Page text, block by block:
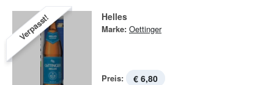
Verpasst! Helles
Marke: Oettinger
Preis: € 6,80